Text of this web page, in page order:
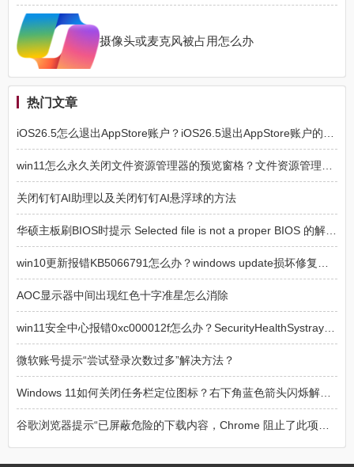
摄像头或麦克风被占用怎么办
热门文章
关闭钉钉AI助理以及关闭钉钉AI悬浮球的方法
AOC显示器中间出现红色十字准星怎么消除
微软账号提示“尝试登录次数过多”解决方法？